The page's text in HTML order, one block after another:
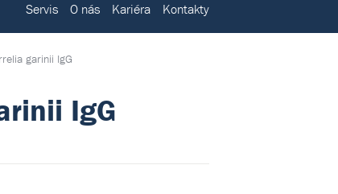
Servis O nás Kariéra Kontakty
garinii IgG
IgG